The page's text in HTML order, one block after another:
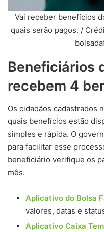
Vai receber benefícios
quais serão pagos. /
Beneficiários
recebem 4
Os cidadãos cadastrados
quais benefícios estão
simples e rápida. O
para facilitar esse
beneficiário verifique os
mês.
Aplicativo do Bolsa
valores, datas e
Aplicativo Caixa Tem